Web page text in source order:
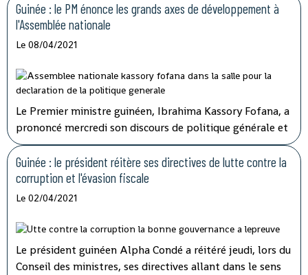
Guinée : le PM énonce les grands axes de développement à
l'Assemblée nationale
Le 08/04/2021
Le Premier ministre guinéen, Ibrahima Kassory Fofana, a
prononcé mercredi son discours de politique générale et
d'orientation devant les 108 députés présents sur les 114
que compte l'hémicycle guinéen.
Guinée : le président réitère ses directives de lutte contre la
corruption et l'évasion fiscale
Le 02/04/2021
Le président guinéen Alpha Condé a réitéré jeudi, lors du
Conseil des ministres, ses directives allant dans le sens